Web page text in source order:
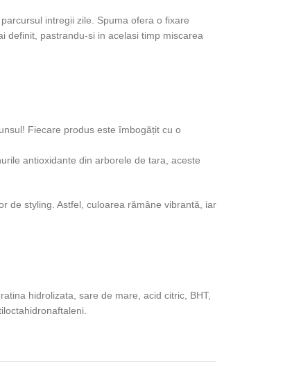
intregii zile. Spuma ofera o fixare
definit, pastrandu-si in acelasi timp miscarea
Fiecare produs este îmbogățit cu o
antioxidante din arborele de tara, aceste
de styling. Astfel, culoarea rămâne vibrantă, iar
hidrolizata, sare de mare, acid citric, BHT,